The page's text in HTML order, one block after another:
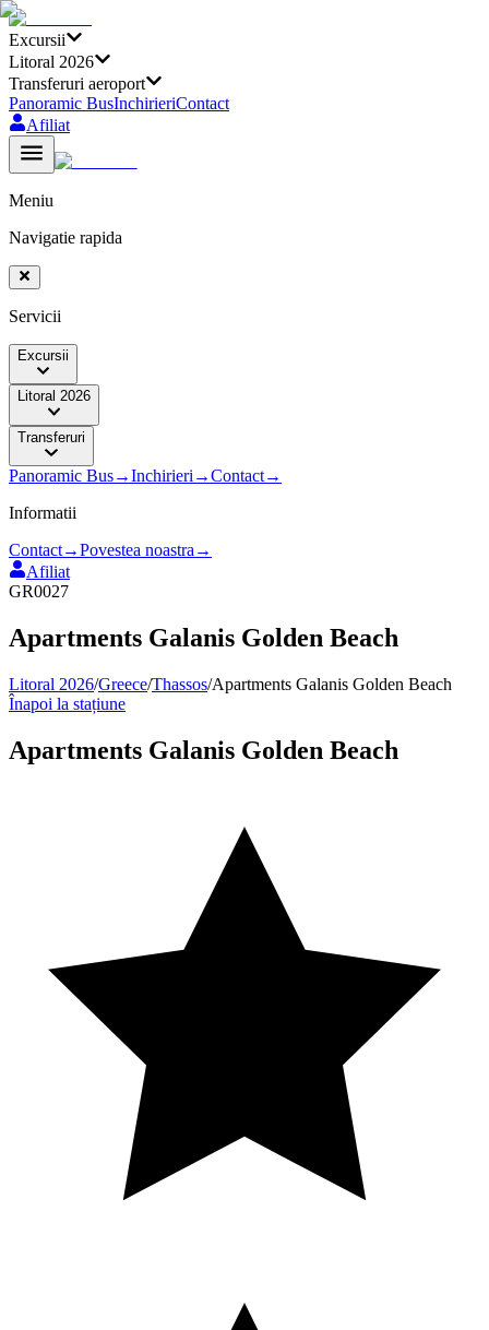
Excursii
Litoral 2026
Transferuri aeroport
Panoramic BusInchirieriContact
Afiliat
Meniu
Navigatie rapida
Servicii
Excursii
Litoral 2026
Transferuri
Panoramic Bus→Inchirieri →Contact→
Informatii
Contact→Povestea noastra →
Afiliat
GR0027
Apartments Galanis Golden Beach
Litoral 2026/Greece/Thassos/Apartments Galanis Golden Beach
Înapoi la stațiune
Apartments Galanis Golden Beach